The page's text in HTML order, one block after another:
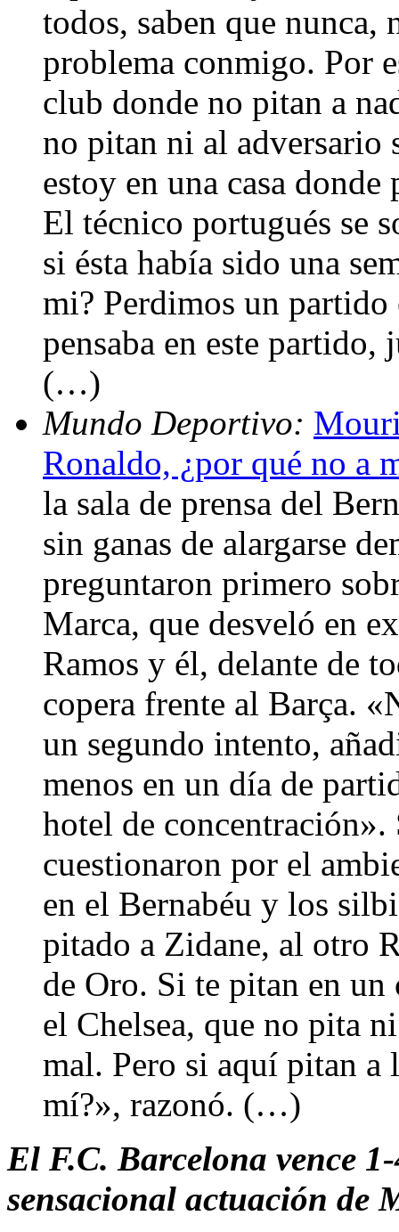
todos, saben que
problema conmigo. Por
club donde no pitan a
no pitan ni al adversario
estoy en una casa
El técnico portugués se
si ésta había sido una
mi? Perdimos un
pensaba en este partido,
(…)
Mundo Deportivo:
Ronaldo, ¿por qué no a
la sala de prensa del
sin ganas de alargarse
preguntaron primero
Marca, que desveló en
Ramos y él, delante de
copera frente al Barça.
un segundo intento,
menos en un día de
hotel de
cuestionaron por el
en el Bernabéu y los
pitado a Zidane, al otro
de Oro. Si te pitan en
el Chelsea, que no pita
mal. Pero si aquí pitan a
mí?», razonó. (…)
El F.C. Barcelona vence
sensacional actuación de